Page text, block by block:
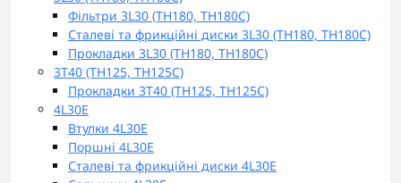
Фільтри 3L30 (TH180, TH180C)
Сталеві та фрикційні диски 3L30 (TH180, TH180C)
Прокладки 3L30 (TH180, TH180C)
3T40 (TH125, TH125C)
Прокладки 3T40 (TH125, TH125C)
4L30E
Втулки 4L30E
Поршні 4L30E
Сталеві та фрикційні диски 4L30E